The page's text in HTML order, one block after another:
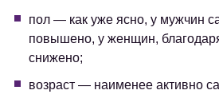
пол — как уже ясно, у мужчин
повышено, у женщин,
снижено;
возраст — наименее активно